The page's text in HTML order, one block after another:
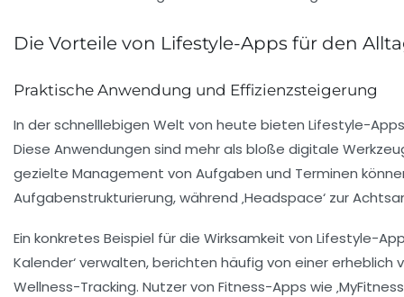
Die Vorteile von Lifestyle-Apps für den
Praktische Anwendung und Effizienzsteigerung
In der schnelllebigen Welt von heute bieten Lifestyle-Apps
Diese Anwendungen sind mehr als bloße digitale
gezielte Management von Aufgaben und Terminen
Aufgabenstrukturierung, während ‚Headspace‘ zur
Ein konkretes Beispiel für die Wirksamkeit von Lifestyle-
Kalender‘ verwalten, berichten häufig von einer
Wellness-Tracking. Nutzer von Fitness-Apps wie